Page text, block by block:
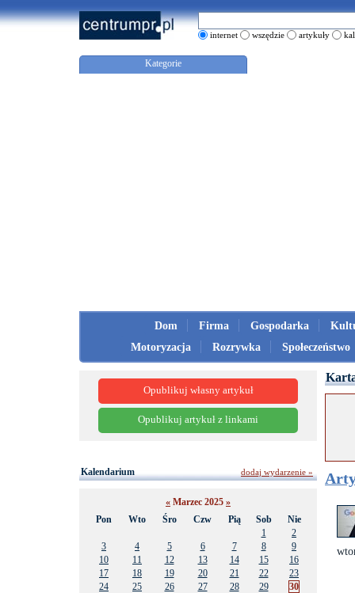
internet wszędzie artykuły
Kategorie
Dom Firma Gospodarka
Motoryzacja
Rozrywka Społeczeństwo
Opublikuj własny artykuł
Opublikuj artykuł z linkami
Kalendarium
« Marzec 2025 »
Pon
Wto Śro Czw Pią Sob
Nie
1
2
3
4 5 6 7 8
9
10
11 12 13 14 15
16
17
18 19 20 21 22
23
24
25 26 27 28 29
30
dodaj wydarzenie »